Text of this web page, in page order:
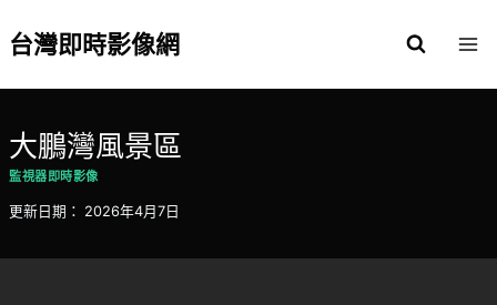
to台灣即時影像網
大鵬灣風景區
監視器即時影像
更新日期： 2026年4月7日